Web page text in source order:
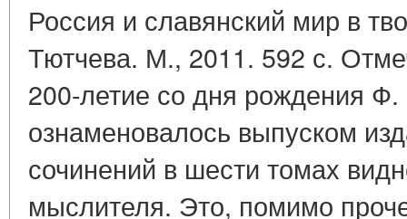
Россия и славянский мир в
Тютчева. М., 2011. 592 с.
200-летие со дня рождения
ознаменовалось выпуском
сочинений в шести томах
мыслителя. Это, помимо